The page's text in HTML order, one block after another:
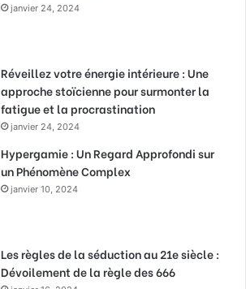
janvier 24, 2024
Réveillez votre énergie intérieure : Une
approche stoïcienne pour surmonter la
fatigue et la procrastination
janvier 24, 2024
Hypergamie : Un Regard Approfondi sur
un Phénomène Complex
janvier 10, 2024
Les règles de la séduction au 21e siècle :
Dévoilement de la règle des 666